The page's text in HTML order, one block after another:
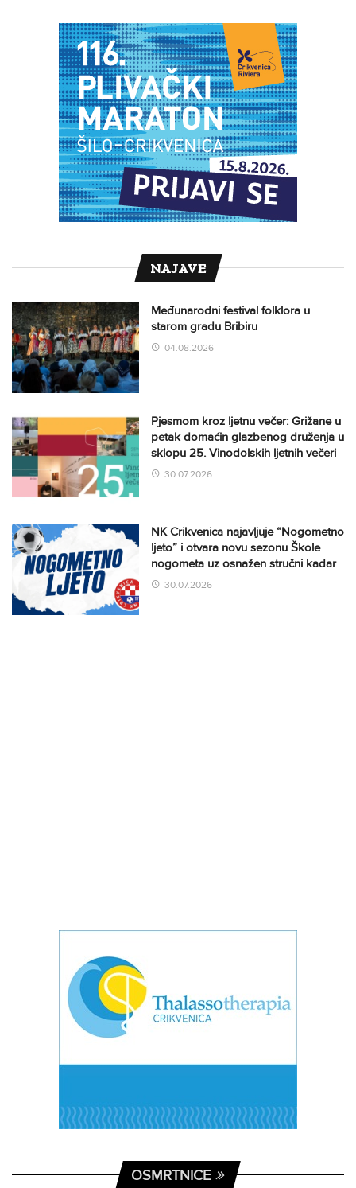
NAJAVE
Međunarodni festival folklora u
starom gradu Bribiru
04.08.2026
Pjesmom kroz ljetnu večer: Grižane u
petak domaćin glazbenog druženja u
sklopu 25. Vinodolskih ljetnih večeri
30.07.2026
NK Crikvenica najavljuje “Nogometno
ljeto” i otvara novu sezonu Škole
nogometa uz osnažen stručni kadar
30.07.2026
OSMRTNICE